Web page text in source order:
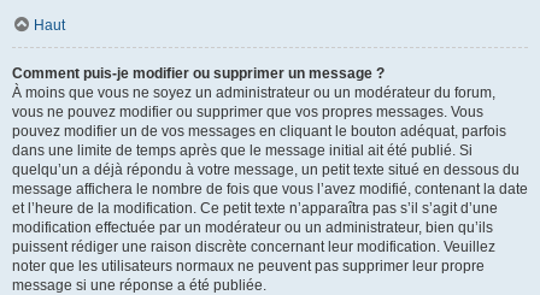
Haut
Comment puis-je modifier ou supprimer un message ?
À moins que vous ne soyez un administrateur ou un modérateur du forum,
vous ne pouvez modifier ou supprimer que vos propres messages. Vous
pouvez modifier un de vos messages en cliquant le bouton adéquat, parfois
dans une limite de temps après que le message initial ait été publié. Si
quelqu’un a déjà répondu à votre message, un petit texte situé en dessous du
message affichera le nombre de fois que vous l’avez modifié, contenant la date
et l’heure de la modification. Ce petit texte n’apparaîtra pas s’il s’agit d’une
modification effectuée par un modérateur ou un administrateur, bien qu’ils
puissent rédiger une raison discrète concernant leur modification. Veuillez
noter que les utilisateurs normaux ne peuvent pas supprimer leur propre
message si une réponse a été publiée.